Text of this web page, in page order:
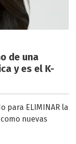
de una
y es el K-